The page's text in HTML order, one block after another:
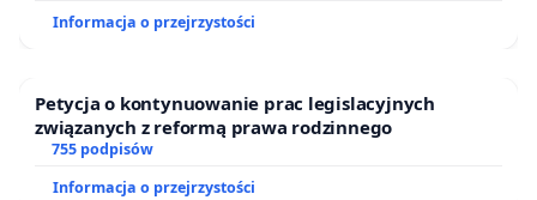
Informacja o przejrzystości
Petycja o kontynuowanie prac legislacyjnych
związanych z reformą prawa rodzinnego
755 podpisów
Informacja o przejrzystości